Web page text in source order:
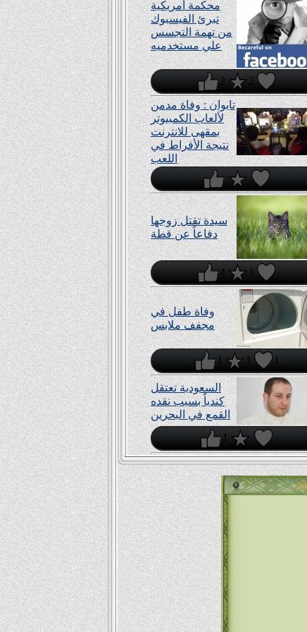
محكمة أمريكية
تبرئ الفيسبوك
من تهمة التجسس
علي مستخدميه
2
2
تايوان : وفاة مدمن
لألعاب الكمبيوتر
بمقهى للانترنت
نتيجة اﻷفراط في
اللعب
سيدة تقتل زوجها
دفاعاً عن قطة
4 1
وفاة طفل في
مجفف ملابس
1 1 1
السعودية تعتقل
كندياً بسبب نقده
القمع في البحرين
1